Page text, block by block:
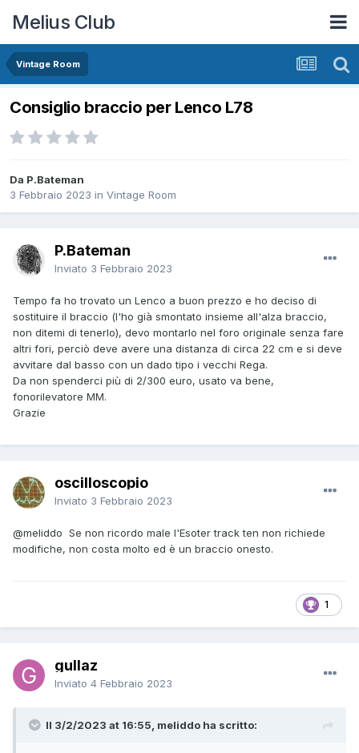
Melius Club
Vintage Room
Consiglio braccio per Lenco L78
Da P.Bateman
3 Febbraio 2023 in Vintage Room
P.Bateman
Inviato 3 Febbraio 2023
Tempo fa ho trovato un Lenco a buon prezzo e ho deciso di
sostituire il braccio (l'ho già smontato insieme all'alza braccio,
non ditemi di tenerlo), devo montarlo nel foro originale senza fare
altri fori, perciò deve avere una distanza di circa 22 cm e si deve
avvitare dal basso con un dado tipo i vecchi Rega.
Da non spenderci più di 2/300 euro, usato va bene,
fonorilevatore MM.
Grazie
oscilloscopio
Inviato 3 Febbraio 2023
@meliddo Se non ricordo male l'Esoter track ten non richiede
modifiche, non costa molto ed è un braccio onesto.
1
gullaz
Inviato 4 Febbraio 2023
Il 3/2/2023 at 16:55, meliddo ha scritto: